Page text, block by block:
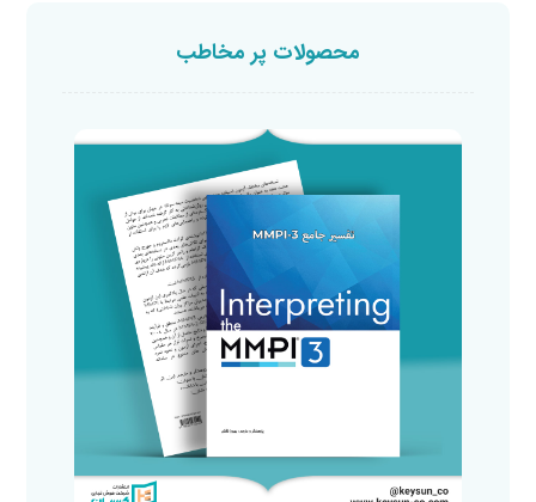
محصولات پر مخاطب